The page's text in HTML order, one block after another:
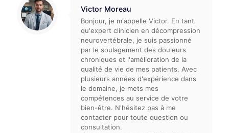
Victor Moreau
Bonjour, je m'appelle Victor. En tant
qu'expert clinicien en décompression
neurovertébrale, je suis passionné
par le soulagement des douleurs
chroniques et l'amélioration de la
qualité de vie de mes patients. Avec
plusieurs années d'expérience dans
le domaine, je mets mes
compétences au service de votre
bien-être. N'hésitez pas à me
contacter pour toute question ou
consultation.